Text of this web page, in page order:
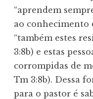
“aprendem
ao conhecimento
“também estes
3:8b) e estas
corrompidas de
Tm 3:8b). Dessa
para o pastor é